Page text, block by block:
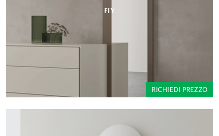
FLY
RICHIEDI PREZZO